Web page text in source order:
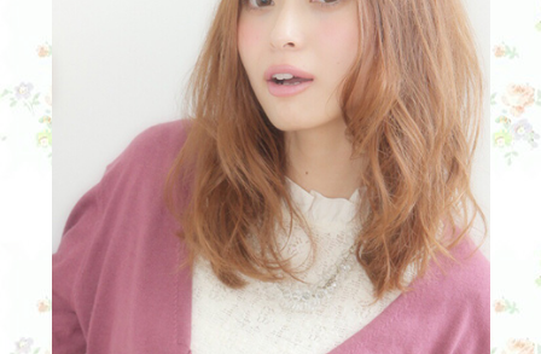
ヘアカタログ
Blog
Instagram
メニュー
お問い合わせ